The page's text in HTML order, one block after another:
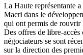
La Haute représentante
Macri dans le
qui ont permis de rouvrir
Des offres de libre-accès
négociateurs se sont
sur la direction des